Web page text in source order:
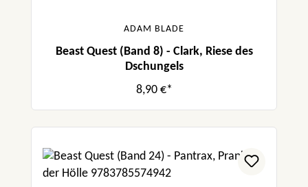
ADAM BLADE
Beast Quest (Band 8) - Clark, Riese des
Dschungels
8,90 €*